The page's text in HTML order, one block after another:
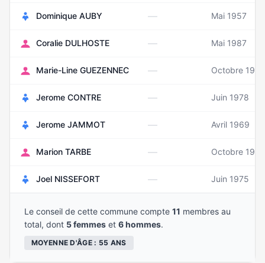
Dominique AUBY — Mai 1957
Coralie DULHOSTE — Mai 1987
Marie-Line GUEZENNEC — Octobre 1956
Jerome CONTRE — Juin 1978
Jerome JAMMOT — Avril 1969
Marion TARBE — Octobre 1984
Joel NISSEFORT — Juin 1975
Le conseil de cette commune compte 11 membres au
total, dont 5 femmes et 6 hommes.
MOYENNE D'ÂGE : 55 ANS